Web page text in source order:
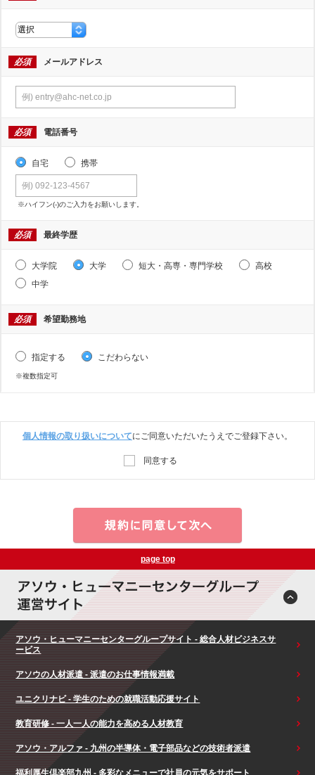
必須 メールアドレス
必須 電話番号
自宅 携帯
※ハイフン(-)のご入力をお願いします。
必須 最終学歴
大学院 大学 短大・高専・専門学校
高校
中学
必須 希望勤務地
指定する こだわらない
※複数指定可
個人情報の取り扱いについてにご同意いただいたうえでご登録下さい。
同意する
page top
アソウ・ヒューマニーセンターグループサイト - 総合人材ビジネスサ
ービス
アソウの人材派遣 - 派遣のお仕事情報満載
ユニクリナビ - 学生のための就職活動応援サイト
教育研修 - 一人一人の能力を高める人材教育
アソウ・アルファ - 九州の半導体・電子部品などの技術者派遣
福利厚生倶楽部九州 - 多彩なメニューで社員の元気をサポート